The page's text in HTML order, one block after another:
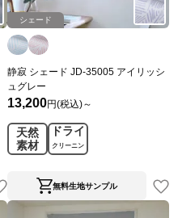
シェード
静寂 シェード JD-35005 アイリッシ
ュグレー
13,200円(税込)～
天然
素材
ドライ
クリーニン
無料生地サンプル